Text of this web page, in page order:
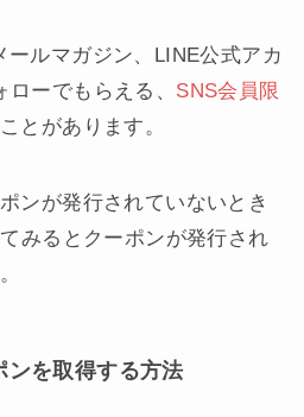
ルマガジン、LINE公式アカ
ーでもらえる、 SNS会員限
とがあります。
ンが発行されていないとき
みるとクーポンが発行され
を取得する方法